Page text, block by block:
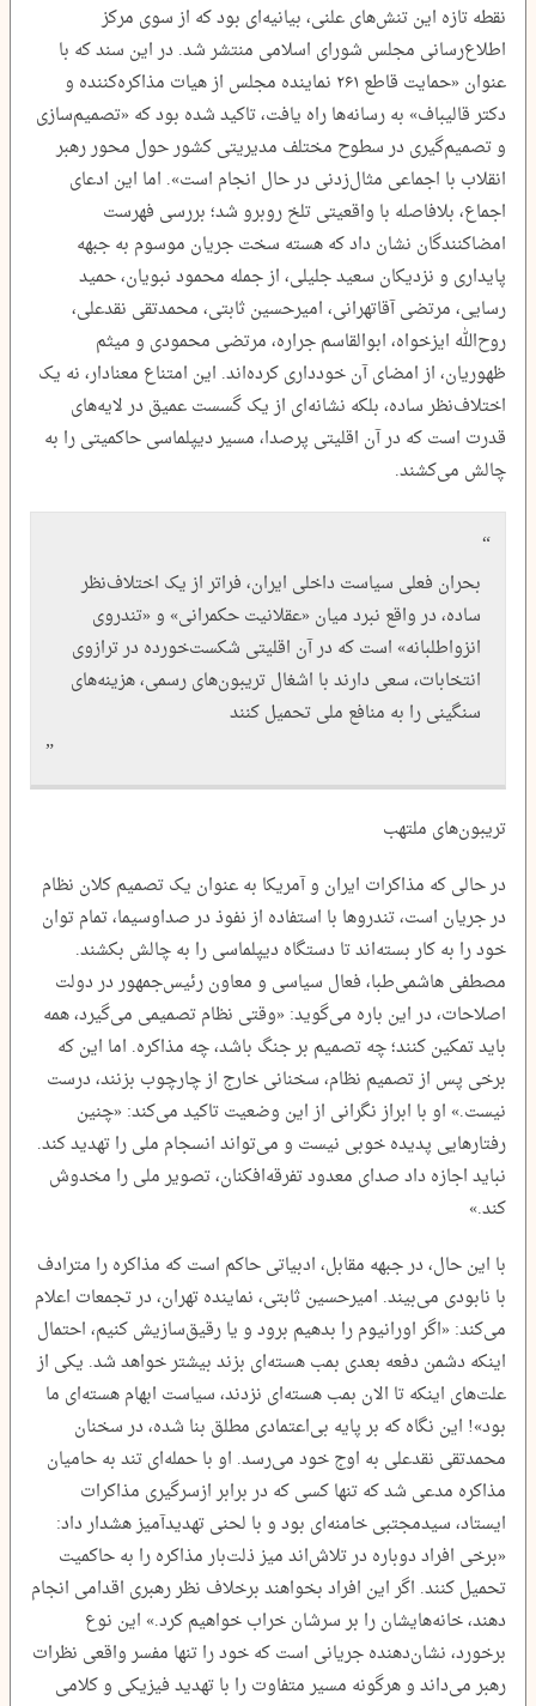
نقطه تازه این تنش‌های علنی، بیانیه‌ای بود که از سوی مرکز
اطلاع‌رسانی مجلس شورای اسلامی منتشر شد. در این سند که با
عنوان «حمایت قاطع ۲۶۱ نماینده مجلس از هیات مذاکره‌کننده و
دکتر قالیباف» به رسانه‌ها راه یافت، تاکید شده بود که «تصمیم‌سازی
و تصمیم‌گیری در سطوح مختلف مدیریتی کشور حول محور رهبر
انقلاب با اجماعی مثال‌زدنی در حال انجام است». اما این ادعای
اجماع، بلافاصله با واقعیتی تلخ روبرو شد؛ بررسی فهرست
امضاکنندگان نشان داد که هسته سخت جریان موسوم به جبهه
پایداری و نزدیکان سعید جلیلی، از جمله محمود نبویان، حمید
رسایی، مرتضی آقاتهرانی، امیرحسین ثابتی، محمدتقی نقدعلی،
روح‌الله ایزخواه، ابوالقاسم جراره، مرتضی محمودی و میثم
ظهوریان، از امضای آن خودداری کرده‌اند. این امتناع معنادار، نه یک
اختلاف‌نظر ساده، بلکه نشانه‌ای از یک گسست عمیق در لایه‌های
قدرت است که در آن اقلیتی پرصدا، مسیر دیپلماسی حاکمیتی را به
چالش می‌کشند.
بحران فعلی سیاست داخلی ایران، فراتر از یک اختلاف‌نظر
ساده، در واقع نبرد میان «عقلانیت حکمرانی» و «تندروی
انزواطلبانه» است که در آن اقلیتی شکست‌خورده در ترازوی
انتخابات، سعی دارند با اشغال تریبون‌های رسمی، هزینه‌های
سنگینی را به منافع ملی تحمیل کنند
تریبون‌های ملتهب
در حالی که مذاکرات ایران و آمریکا به عنوان یک تصمیم کلان نظام
در جریان است، تندروها با استفاده از نفوذ در صداوسیما، تمام توان
خود را به کار بسته‌اند تا دستگاه دیپلماسی را به چالش بکشند.
مصطفی هاشمی‌طبا، فعال سیاسی و معاون رئیس‌جمهور در دولت
اصلاحات، در این باره می‌گوید: «وقتی نظام تصمیمی می‌گیرد، همه
باید تمکین کنند؛ چه تصمیم بر جنگ باشد، چه مذاکره. اما این که
برخی پس از تصمیم نظام، سخنانی خارج از چارچوب بزنند، درست
نیست.» او با ابراز نگرانی از این وضعیت تاکید می‌کند: «چنین
رفتارهایی پدیده خوبی نیست و می‌تواند انسجام ملی را تهدید کند.
نباید اجازه داد صدای معدود تفرقه‌افکنان، تصویر ملی را مخدوش
کند.»
با این حال، در جبهه مقابل، ادبیاتی حاکم است که مذاکره را مترادف
با نابودی می‌بیند. امیرحسین ثابتی، نماینده تهران، در تجمعات اعلام
می‌کند: «اگر اورانیوم را بدهیم برود و یا رقیق‌سازیش کنیم، احتمال
اینکه دشمن دفعه بعدی بمب هسته‌ای بزند بیشتر خواهد شد. یکی از
علت‌های اینکه تا الان بمب هسته‌ای نزدند، سیاست ابهام هسته‌ای ما
بود»! این نگاه که بر پایه بی‌اعتمادی مطلق بنا شده، در سخنان
محمدتقی نقدعلی به اوج خود می‌رسد. او با حمله‌ای تند به حامیان
مذاکره مدعی شد که تنها کسی که در برابر ازسرگیری مذاکرات
ایستاد، سیدمجتبی خامنه‌ای بود و با لحنی تهدیدآمیز هشدار داد:
«برخی افراد دوباره در تلاش‌اند میز ذلت‌بار مذاکره را به حاکمیت
تحمیل کنند. اگر این افراد بخواهند برخلاف نظر رهبری اقدامی انجام
دهند، خانه‌هایشان را بر سرشان خراب خواهیم کرد.» این نوع
برخورد، نشان‌دهنده جریانی است که خود را تنها مفسر واقعی نظرات
رهبر می‌داند و هرگونه مسیر متفاوت را با تهدید فیزیکی و کلامی